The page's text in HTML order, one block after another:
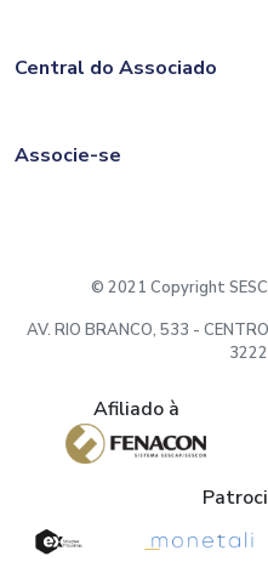
Central do Associado
Associe-se
© 2021 Copyright
AV. RIO BRANCO, 533 -
Afiliado à